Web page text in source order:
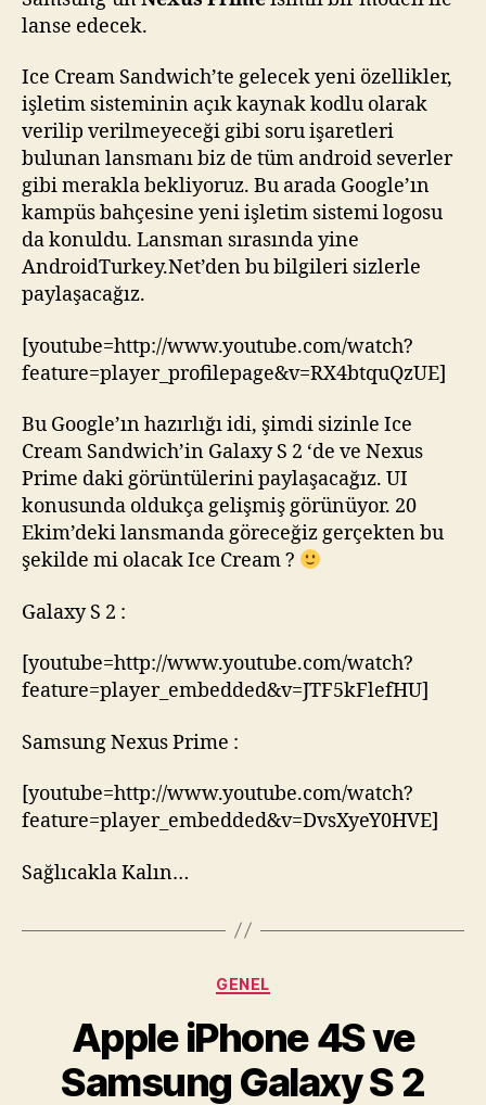
lanse edecek.
Ice Cream Sandwich’te gelecek yeni özellikler,
işletim sisteminin açık kaynak kodlu olarak
verilip verilmeyeceği gibi soru işaretleri
bulunan lansmanı biz de tüm android severler
gibi merakla bekliyoruz. Bu arada Google’ın
kampüs bahçesine yeni işletim sistemi logosu
da konuldu. Lansman sırasında yine
AndroidTurkey.Net’den bu bilgileri sizlerle
paylaşacağız.
[youtube=http://www.youtube.com/watch?
feature=player_profilepage&v=RX4btquQzUE]
Bu Google’ın hazırlığı idi, şimdi sizinle Ice
Cream Sandwich’in Galaxy S 2 ‘de ve Nexus
Prime daki görüntülerini paylaşacağız. UI
konusunda oldukça gelişmiş görünüyor. 20
Ekim’deki lansmanda göreceğiz gerçekten bu
şekilde mi olacak Ice Cream ?
Galaxy S 2 :
[youtube=http://www.youtube.com/watch?
feature=player_embedded&v=JTF5kFlefHU]
Samsung Nexus Prime :
[youtube=http://www.youtube.com/watch?
feature=player_embedded&v=DvsXyeY0HVE]
Sağlıcakla Kalın…
Kategoriler
GENEL
Apple iPhone 4S ve
Samsung Galaxy S 2